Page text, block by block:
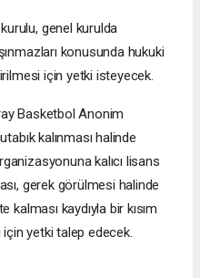
genel kurulda
konusunda hukuki
için yetki isteyecek.
Basketbol Anonim
kalınması halinde
kalıcı lisans
gerek görülmesi halinde
kaydıyla bir kısım
için yetki talep edecek.